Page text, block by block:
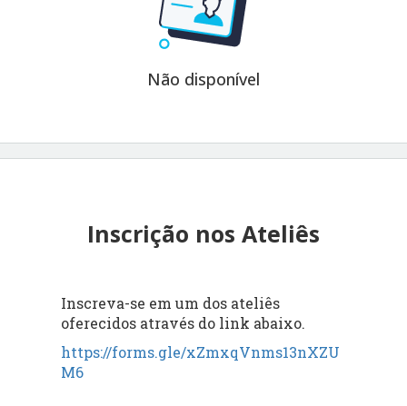
Não disponível
Inscrição nos Ateliês
Inscreva-se em um dos ateliês
oferecidos através do link abaixo.
https://forms.gle/xZmxqVnms13nXZU
M6